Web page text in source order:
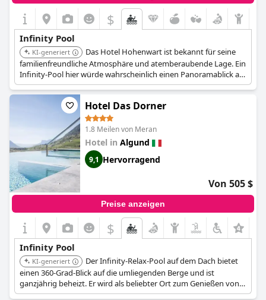
$
Infinity Pool
KI-generiert
Das Hotel Hohenwart ist bekannt für seine
familienfreundliche Atmosphäre und atemberaubende Lage. Ein
Infinity-Pool hier würde wahrscheinlich einen Panoramablick auf
die umliegende Landschaft bieten, perfekt zum Entspannen und
für den Familienspaß.
Hotel Das Dorner
1.8 Meilen von Meran
Hotel in Algund
9,1 Hervorragend
Von 505 $
Preise anzeigen
$
Infinity Pool
KI-generiert
Der Infinity-Relax-Pool auf dem Dach bietet
einen 360-Grad-Blick auf die umliegenden Berge und ist
ganzjährig beheizt. Er wird als beliebter Ort zum Genießen von
Panoramablicken hervorgehoben.